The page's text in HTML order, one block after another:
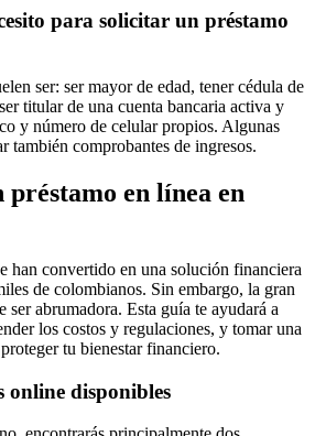
para solicitar un préstamo
ser: ser mayor de edad, tener cédula de
titular de una cuenta bancaria activa y
y número de celular propios. Algunas
también comprobantes de ingresos.
en línea en
han convertido en una solución financiera
de colombianos. Sin embargo, la gran
ser abrumadora. Esta guía te ayudará a
los costos y regulaciones, y tomar una
tu bienestar financiero.
online disponibles